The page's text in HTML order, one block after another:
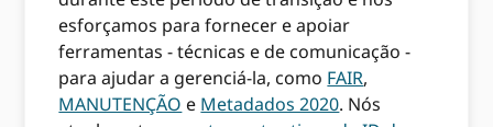
esforçamos para fornecer e apoiar
ferramentas - técnicas e de comunicação -
para ajudar a gerenciá-la, como FAIR,
MANUTENÇÃO e Metadados 2020. Nós